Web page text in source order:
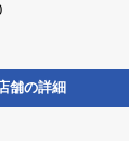
舗の詳細